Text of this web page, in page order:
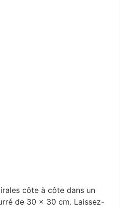
côte à côte dans un
de 30 x 30 cm. Laissez-